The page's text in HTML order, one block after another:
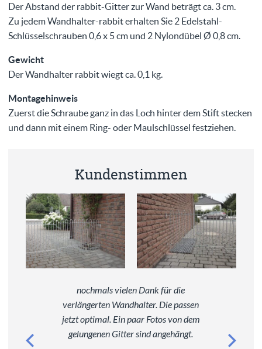
Der Abstand der rabbit-Gitter zur Wand beträgt ca. 3 cm.
Zu jedem Wandhalter-rabbit erhalten Sie 2 Edelstahl-
Schlüsselschrauben 0,6 x 5 cm und 2 Nylondübel Ø 0,8 cm.
Gewicht
Der Wandhalter rabbit wiegt ca. 0,1 kg.
Montagehinweis
Zuerst die Schraube ganz in das Loch hinter dem Stift stecken
und dann mit einem Ring- oder Maulschlüssel festziehen.
Kundenstimmen
nochmals vielen Dank für die
verlängerten Wandhalter. Die passen
jetzt optimal. Ein paar Fotos von dem
gelungenen Gitter sind angehängt.